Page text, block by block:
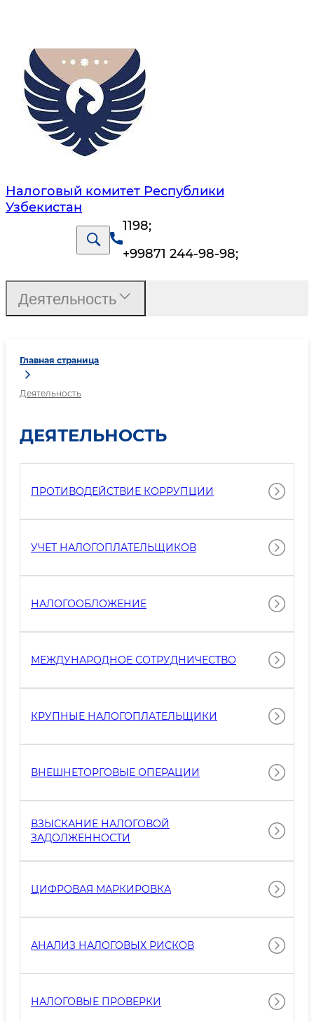
Налоговый комитет Республики
Узбекистан
1198;
+99871 244-98-98;
Главная страница
Деятельность
ДЕЯТЕЛЬНОСТЬ
ПРОТИВОДЕЙСТВИЕ КОРРУПЦИИ
УЧЕТ НАЛОГОПЛАТЕЛЬЩИКОВ
НАЛОГООБЛОЖЕНИЕ
МЕЖДУНАРОДНОЕ СОТРУДНИЧЕСТВО
КРУПНЫЕ НАЛОГОПЛАТЕЛЬЩИКИ
ВНЕШНЕТОРГОВЫЕ ОПЕРАЦИИ
ВЗЫСКАНИЕ НАЛОГОВОЙ
ЗАДОЛЖЕННОСТИ
ЦИФРОВАЯ МАРКИРОВКА
АНАЛИЗ НАЛОГОВЫХ РИСКОВ
НАЛОГОВЫЕ ПРОВЕРКИ
Деятельность